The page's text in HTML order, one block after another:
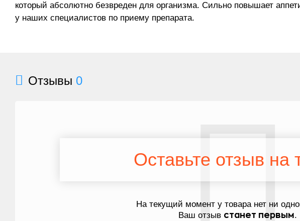
который абсолютно безвреден для организма. Сильно повышает
у наших специалистов по приему препарата.
Отзывы 0
Оставьте отзыв на
На текущий момент у товара нет ни
Ваш отзыв станет первым.